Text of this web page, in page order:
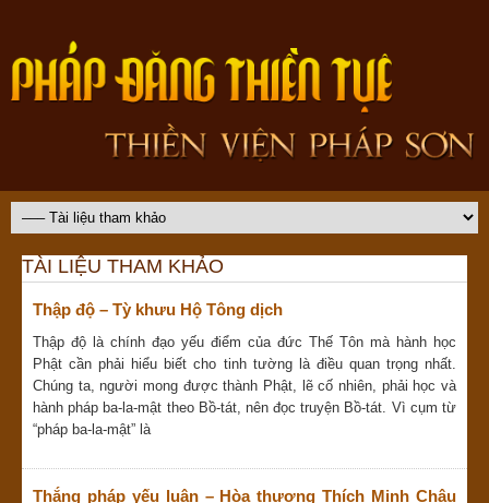
TÀI LIỆU THAM KHẢO
Thập độ – Tỳ khưu Hộ Tông dịch
Thập độ là chính đạo yếu điểm của đức Thế Tôn mà hành học
Phật cần phải hiểu biết cho tinh tường là điều quan trọng nhất.
Chúng ta, người mong được thành Phật, lẽ cố nhiên, phải học và
hành pháp ba-la-mật theo Bồ-tát, nên đọc truyện Bồ-tát. Vì cụm từ
“pháp ba-la-mật” là
Thắng pháp yếu luận – Hòa thượng Thích Minh Châu